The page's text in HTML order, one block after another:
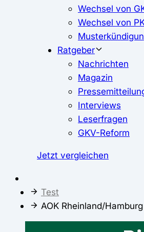
Wechsel von
Wechsel von
Ratgeber
Nachrichten
Magazin
Interviews
Leserfragen
GKV-Reform
Jetzt vergleichen
Test
AOK Rheinland/Hamburg